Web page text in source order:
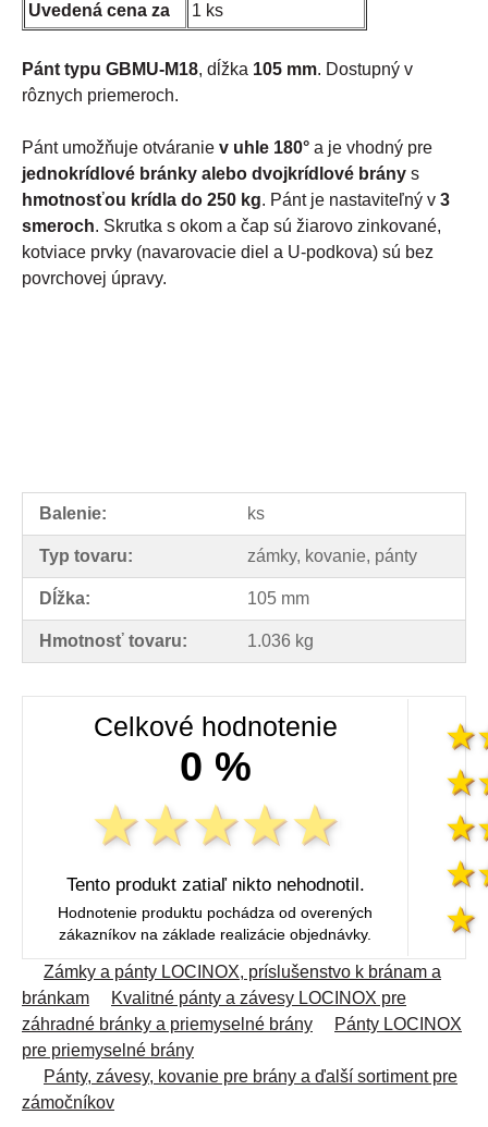
Uvedená cena za
1 ks
Pánt typu GBMU-M18, dĺžka 105 mm. Dostupný v
rôznych priemeroch.
Pánt umožňuje otváranie v uhle 180° a je vhodný pre
jednokrídlové bránky alebo dvojkrídlové brány s
hmotnosťou krídla do 250 kg. Pánt je nastaviteľný v 3
smeroch. Skrutka s okom a čap sú žiarovo zinkované,
kotviace prvky (navarovacie diel a U-podkova) sú bez
povrchovej úpravy.
Balenie: ks
Typ tovaru: zámky, kovanie, pánty
Dĺžka: 105 mm
Hmotnosť tovaru: 1.036 kg
Celkové hodnotenie
0 %
Tento produkt zatiaľ nikto nehodnotil.
Hodnotenie produktu pochádza od overených
zákazníkov na základe realizácie objednávky.
Zámky a pánty LOCINOX, príslušenstvo k bránam a
bránkam
Kvalitné pánty a závesy LOCINOX pre
záhradné bránky a priemyselné brány
Pánty LOCINOX
pre priemyselné brány
Pánty, závesy, kovanie pre brány a ďalší sortiment pre
zámočníkov